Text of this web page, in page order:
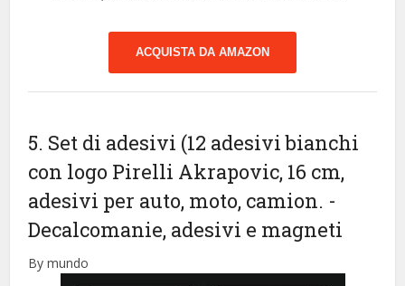
ACQUISTA DA AMAZON
5. Set di adesivi (12 adesivi bianchi
con logo Pirelli Akrapovic, 16 cm,
adesivi per auto, moto, camion. -
Decalcomanie, adesivi e magneti
By mundo